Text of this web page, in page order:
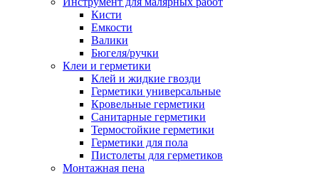
Кисти
Емкости
Валики
Бюгеля/ручки
Клеи и герметики
Клей и жидкие гвозди
Герметики универсальные
Кровельные герметики
Санитарные герметики
Термостойкие герметики
Герметики для пола
Пистолеты для герметиков
Монтажная пена